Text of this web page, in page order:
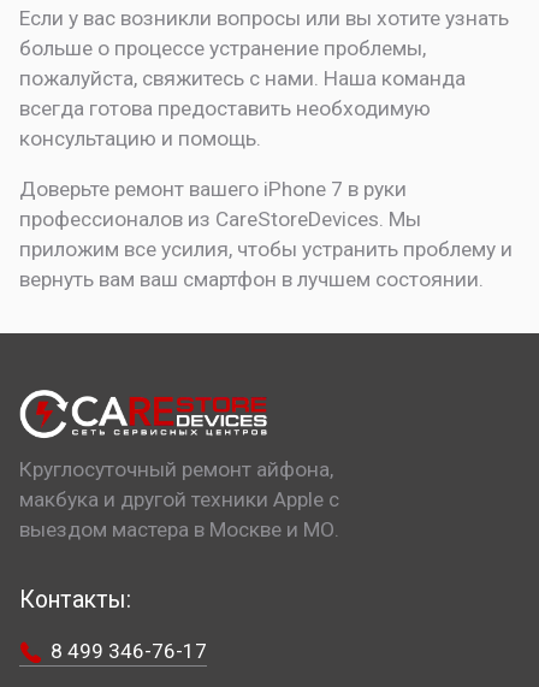
Если у вас возникли вопросы или вы хотите узнать
больше о процессе устранение проблемы,
пожалуйста, свяжитесь с нами. Наша команда
всегда готова предоставить необходимую
консультацию и помощь.
Доверьте ремонт вашего iPhone 7 в руки
профессионалов из CareStoreDevices. Мы
приложим все усилия, чтобы устранить проблему и
вернуть вам ваш смартфон в лучшем состоянии.
Круглосуточный ремонт айфона,
макбука и другой техники Apple с
выездом мастера в Москве и МО.
Контакты:
8 499 346-76-17